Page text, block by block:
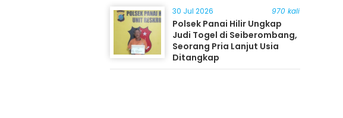
30 Jul 2026 970 kali
Polsek Panai Hilir Ungkap
Judi Togel di Seiberombang,
Seorang Pria Lanjut Usia
Ditangkap